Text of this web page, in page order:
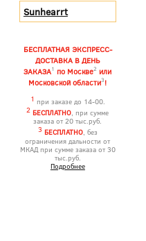
Sunhearrt
БЕСПЛАТНАЯ ЭКСПРЕСС-
ДОСТАВКА В ДЕНЬ
ЗАКАЗА1 по Москве2 или
Московской области3!
1 при заказе до 14-00.
2 БЕСПЛАТНО, при сумме
заказа от 20 тыс.руб.
3 БЕСПЛАТНО, без
ограничения дальности от
МКАД при сумме заказа от 30
тыс.руб.
Подробнее